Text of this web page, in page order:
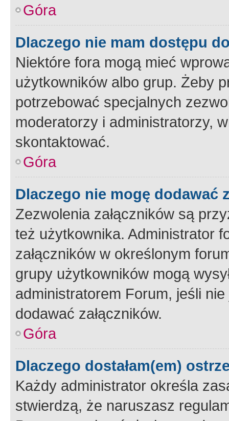
Góra
Dlaczego nie mam dostępu
Niektóre fora mogą mieć
użytkowników albo grup. Żeby
potrzebować specjalnych
moderatorzy i administratorzy,
skontaktować.
Góra
Dlaczego nie mogę dodawać
Zezwolenia załączników są
też użytkownika. Administrator
załączników w określonym
grupy użytkowników mogą
administratorem Forum, jeśli
dodawać załączników.
Góra
Dlaczego dostałam(em)
Każdy administrator określa
stwierdzą, że naruszasz